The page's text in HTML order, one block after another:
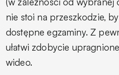
nie stoi na przeszkodzie,
dostępne egzaminy. Z
ułatwi zdobycie
wideo.